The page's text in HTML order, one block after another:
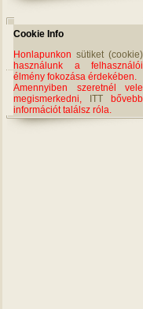
Cookie Info
Honlapunkon sütiket (cookie)
használunk a felhasználói
élmény fokozása érdekében.
Amennyiben szeretnél vele
megismerkedni,
ITT bővebb
információt találsz róla.